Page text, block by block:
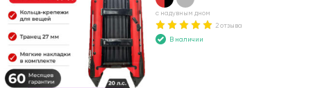
с надувным дном
2 отзыва
В наличии